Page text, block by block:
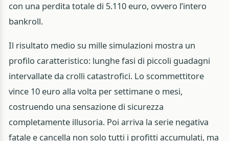
con una perdita totale di 5.110 euro, ovvero l’intero
bankroll.
Il risultato medio su mille simulazioni mostra un
profilo caratteristico: lunghe fasi di piccoli guadagni
intervallate da crolli catastrofici. Lo scommettitore
vince 10 euro alla volta per settimane o mesi,
costruendo una sensazione di sicurezza
completamente illusoria. Poi arriva la serie negativa
fatale e cancella non solo tutti i profitti accumulati, ma